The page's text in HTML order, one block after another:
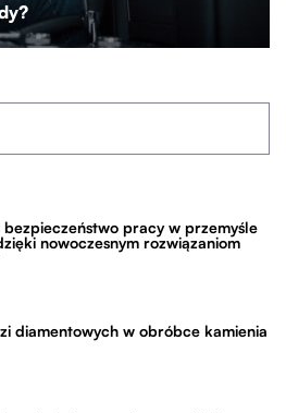
pracy w przemyśle
nowoczesnym rozwiązaniom
diamentowych w obróbce kamienia